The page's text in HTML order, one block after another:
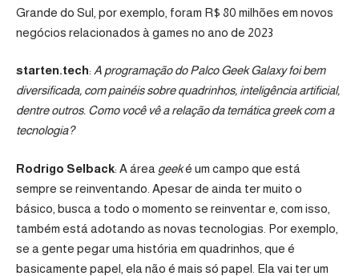
Grande do Sul, por exemplo, foram R$ 80 milhões em novos
negócios relacionados à games no ano de 2023
starten.tech: A programação do Palco Geek Galaxy foi bem
diversificada, com painéis sobre quadrinhos, inteligência artificial,
dentre outros. Como você vê a relação da temática greek com a
tecnologia?
Rodrigo Selback: A área geeké um campo que está
sempre se reinventando. Apesar de ainda ter muito o
básico, busca a todo o momento se reinventar e, com isso,
também está adotando as novas tecnologias. Por exemplo,
se a gente pegar uma história em quadrinhos, que é
basicamente papel, ela não é mais só papel. Ela vai ter um